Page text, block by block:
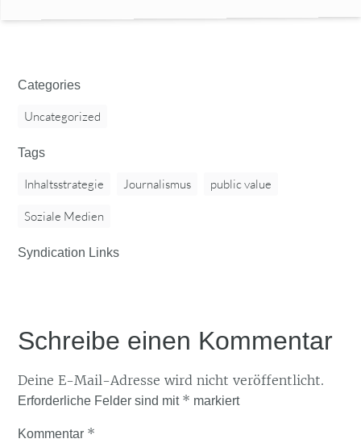
Categories
Uncategorized
Tags
Inhaltsstrategie Journalismus public value
Soziale Medien
Syndication Links
Schreibe einen Kommentar
Deine E-Mail-Adresse wird nicht veröffentlicht.
Erforderliche Felder sind mit * markiert
Kommentar *